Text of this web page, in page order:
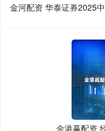
金河配资 华泰证券2025
金港赢配资